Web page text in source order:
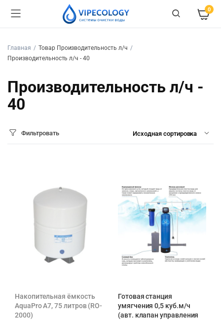
0
Главная
Товар Производительность л/ч
Производительность л/ч - 40
Производительность л/ч -
40
Фильтровать
Накопительная ёмкость
AquaPro A7, 75 литров (RO-
2000)
Готовая станция
умягчения 0,5 куб.м/ч
(авт. клапан управления